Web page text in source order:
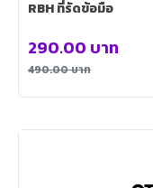
RBH ที่รัดข้อมือ
490.00บาท
290.00 บาท